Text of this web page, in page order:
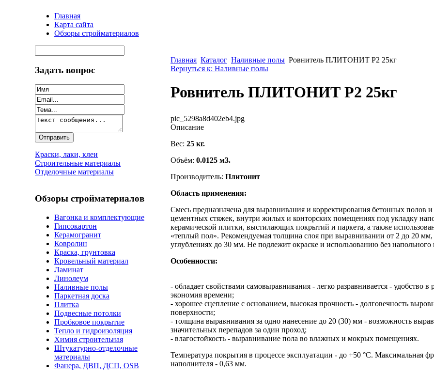
Главная
Карта сайта
Обзоры стройматериалов
Задать вопрос
Краски, лаки, клеи
Строительные материалы
Отделочные материалы
Обзоры стройматериалов
Вагонка и комплектующие
Гипсокартон
Керамогранит
Ковролин
Краска, грунтовка
Кровельный материал
Ламинат
Линолеум
Наливные полы
Паркетная доска
Плитка
Подвесные потолки
Пробковое покрытие
Тепло и гидроизоляция
Химия строительная
Штукатурно-отделочные
материалы
Фанера, ДВП, ДСП, OSB
Главная Каталог Наливные полы Ровнитель ПЛИТОНИТ Р2 25кг
Вернуться к: Наливные полы
Ровнитель ПЛИТОНИТ Р2 25кг
pic_5298a8d402eb4.jpg
Описание
Вес: 25 кг.
Объём: 0.0125 м3.
Производитель: Плитонит
Область применения:
Смесь предназначена для выравнивания и корректирования бетонных полов
цементных стяжек, внутри жилых и конторских помещениях под укладку
керамической плитки, выстилающих покрытий и паркета, а также
«теплый пол». Рекомендуемая толщина слоя при выравнивании от 2 до 20 мм,
углублениях до 30 мм. Не подлежит окраске и использованию без
Особенности:
- обладает свойствами самовыравнивания - легко разравнивается - удобство в
экономия времени;
- хорошее сцепление с основанием, высокая прочность - долговечность
поверхности;
- толщина выравнивания за одно нанесение до 20 (30) мм - возможность
значительных перепадов за один проход;
- влагостойкость - выравнивание пола во влажных и мокрых помещениях.
Температура покрытия в процессе эксплуатации - до +50 °С. Максимальная
наполнителя - 0,63 мм.